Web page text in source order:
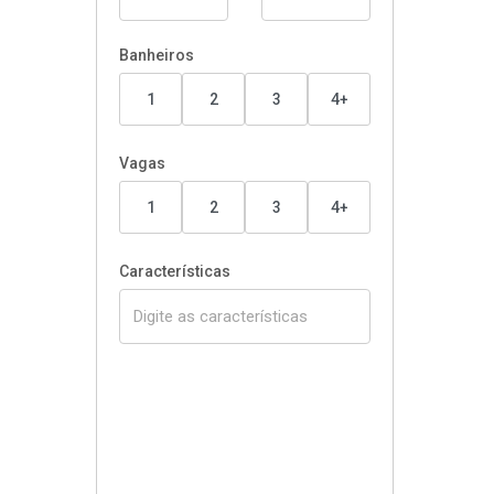
Banheiros
1 2 3 4+
Vagas
1 2 3 4+
Características